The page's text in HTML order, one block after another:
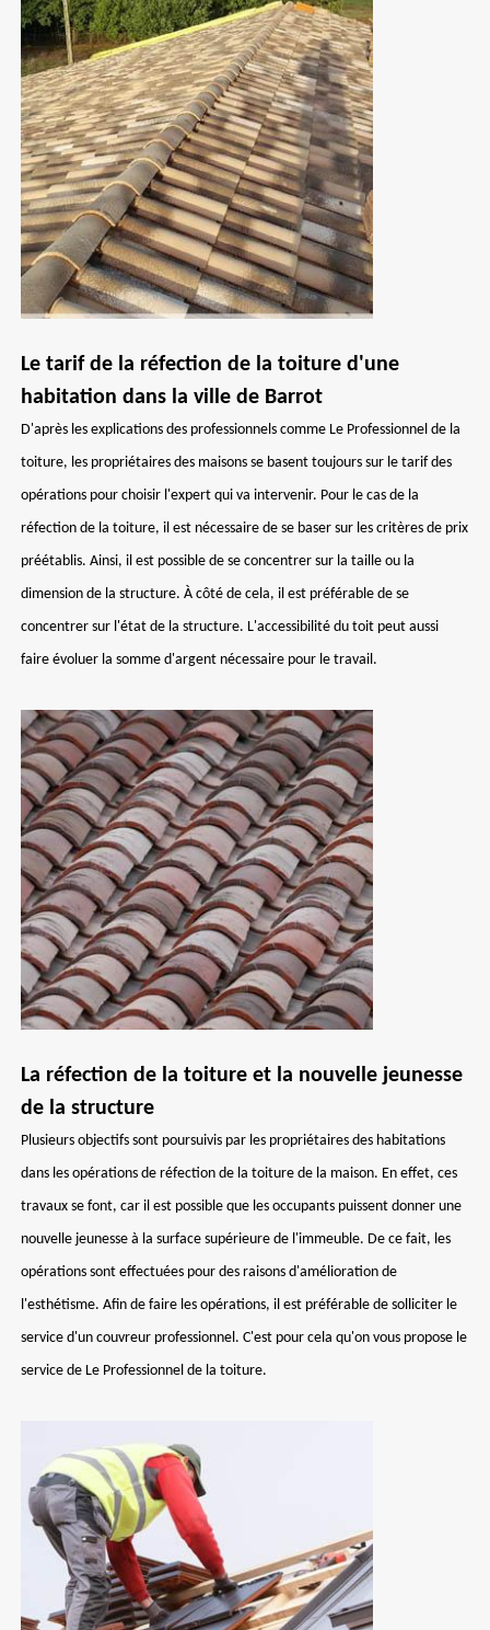
Le tarif de la réfection de la toiture d'une
habitation dans la ville de Barrot
D'après les explications des professionnels comme Le Professionnel de la
toiture, les propriétaires des maisons se basent toujours sur le tarif des
opérations pour choisir l'expert qui va intervenir. Pour le cas de la
réfection de la toiture, il est nécessaire de se baser sur les critères de prix
préétablis. Ainsi, il est possible de se concentrer sur la taille ou la
dimension de la structure. À côté de cela, il est préférable de se
concentrer sur l'état de la structure. L'accessibilité du toit peut aussi
faire évoluer la somme d'argent nécessaire pour le travail.
La réfection de la toiture et la nouvelle jeunesse
de la structure
Plusieurs objectifs sont poursuivis par les propriétaires des habitations
dans les opérations de réfection de la toiture de la maison. En effet, ces
travaux se font, car il est possible que les occupants puissent donner une
nouvelle jeunesse à la surface supérieure de l'immeuble. De ce fait, les
opérations sont effectuées pour des raisons d'amélioration de
l'esthétisme. Afin de faire les opérations, il est préférable de solliciter le
service d'un couvreur professionnel. C'est pour cela qu'on vous propose le
service de Le Professionnel de la toiture.